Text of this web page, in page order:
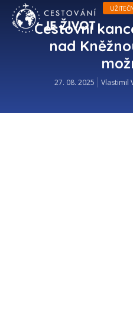
Cestovní
nad
27. 08. 2025 Vlastimil